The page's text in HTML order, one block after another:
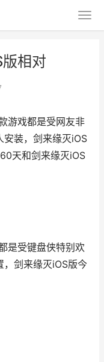
相对
游戏都是受网友非
装，剑来缘灭iOS
天和剑来缘灭iOS
是受键盘侠特别欢
剑来缘灭iOS版今